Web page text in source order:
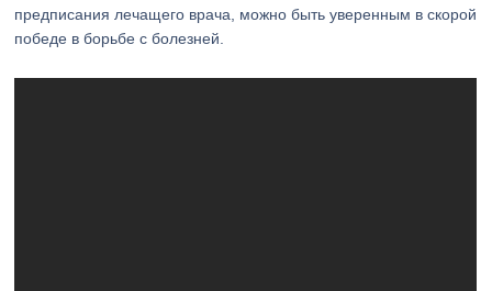
предписания лечащего врача, можно быть уверенным в скорой
победе в борьбе с болезней.